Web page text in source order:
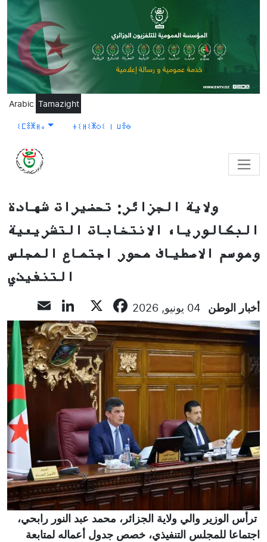
Skip to main content
Arabic Tamazight
ⵉⵎⴻⵥⵍⴰ ⵜⵉⵍⵉⵥⵔⵉ ⵏ ⵡⴻⴱ
ولاية الجزائر: تحضيرات شهادة
البكالوريا، الانتخابات التشريعية
وموسم الاصطياف محور اجتماع المجلس
التنفيذي
أخبار الوطن 04 يونيو, 2026 Facebook
ترأس الوزير والي ولاية الجزائر، محمد عبد النور رابحي،
اجتماعا للمجلس التنفيذي، خصص جدول أعماله لمتابعة